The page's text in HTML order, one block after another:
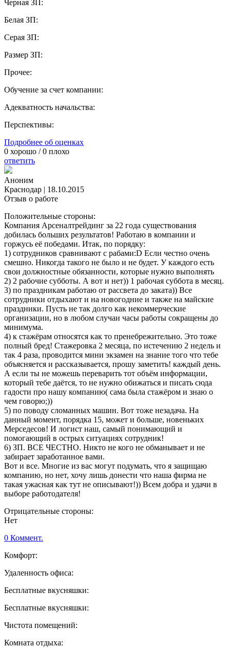
Черная ЗП:
Белая ЗП:
Серая ЗП:
Размер ЗП:
Прочее:
Обучение за счет компании:
Адекватность начальства:
Перспективы:
Подробнее об оценках
0 хорошо /0 плохо
ответить
Аноним
Краснодар | 18.10.2015
Отзыв о работе
Положительные стороны:
Компания Арсеналтрейдинг за 22 года существования
добилась больших результатов! Работаю в компании и
горжусь её победами. Итак, по порядку:
1) сотрудников сравнивают с рабами:D Если честно очень
смешно. Никогда такого не было и не будет. У каждого есть
свои должностные обязанности, которые нужно выполнять
2) 2 рабочие субботы. А вот и нет)) 1 рабочая суббота в месяц.
3) по праздникам работаю от рассвета до заката)) Все
сотрудники отдыхают и на новогодние и также на майские
праздники. Пусть не так долго как некоммерческие
организации, но в любом случаи часы работы сокращены до
минимума.
4) к стажёрам относятся как то пренебрежительно. Это тоже
полный бред! Стажеровка 2 месяца, по истечению 2 недель и
так 4 раза, проводится мини экзамен на знание того что тебе
объясняется и рассказывается, прошу заметить! каждый день.
А если ты не можешь переварить тот объём информации,
который тебе даётся, то не нужно обижаться и писать сюда
гадости про нашу компанию( сама была стажёром и знаю о
чем говорю;))
5) по поводу сломанных машин. Вот тоже незадача. На
данный момент, порядка 15, может и больше, новеньких
Мерседесов! И логист наш, самый понимающий и
помогающий в острых ситуациях сотрудник!
6) ЗП. ВСЕ ЧЕСТНО. Никто не кого не обманывает и не
забирает заработанное вами.
Вот и все. Многие из вас могут подумать, что я защищаю
компанию, но нет, хочу лишь донести что наша фирма не
такая ужасная как тут не описывают!)) Всем добра и удачи в
выборе работодателя!
Отрицательные стороны:
Нет
0 Коммент.
Комфорт:
Удаленность офиса:
Бесплатные вкусняшки:
Бесплатные вкусняшки:
Чистота помещений:
Комната отдыха: